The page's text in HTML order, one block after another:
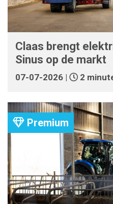
Claas brengt
Sinus op de markt
07-07-2026 | 2
Premium